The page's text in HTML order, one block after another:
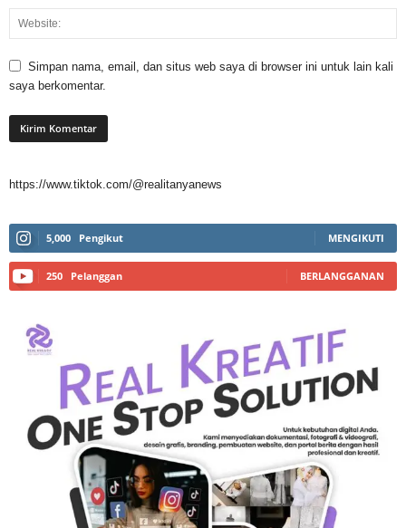
Simpan nama, email, dan situs web saya di browser ini untuk lain kali
saya berkomentar.
https://www.tiktok.com/@realitanyanews
5,000 Pengikut MENGIKUTI
250 Pelanggan BERLANGGANAN